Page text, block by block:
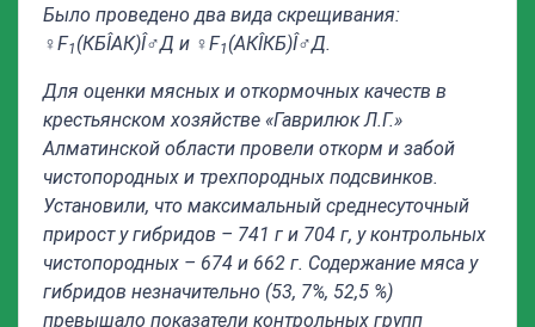
Было проведено два вида скрещивания:
♀F1 (КБÎАК)Î♂Д и ♀F1 (АКÎКБ)Î♂Д.
Для оценки мясных и откормочных качеств в
крестьянском хозяйстве «Гаврилюк Л.Г.»
Алматинской области провели откорм и забой
чистопородных и трехпородных подсвинков.
Установили, что максимальный среднесуточный
прирост у гибридов – 741 г и 704 г, у контрольных
чистопородных – 674 и 662 г. Содержание мяса у
гибридов незначительно (53, 7%, 52,5 %)
превышало показатели контрольных групп